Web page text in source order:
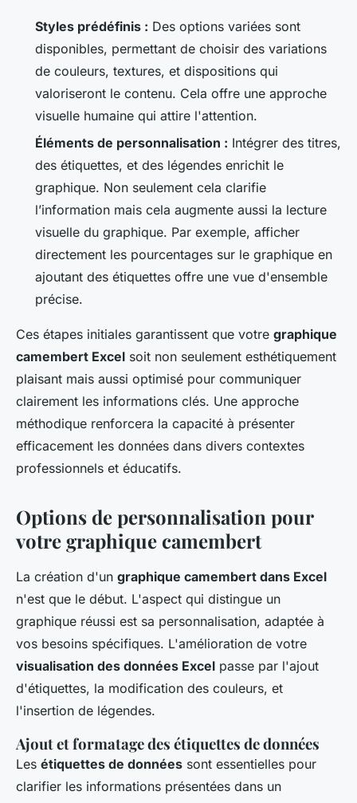
Styles prédéfinis : Des options variées sont
disponibles, permettant de choisir des variations
de couleurs, textures, et dispositions qui
valoriseront le contenu. Cela offre une approche
visuelle humaine qui attire l'attention.
Éléments de personnalisation : Intégrer des titres,
des étiquettes, et des légendes enrichit le
graphique. Non seulement cela clarifie
l’information mais cela augmente aussi la lecture
visuelle du graphique. Par exemple, afficher
directement les pourcentages sur le graphique en
ajoutant des étiquettes offre une vue d'ensemble
précise.
Ces étapes initiales garantissent que votre graphique
camembert Excel soit non seulement esthétiquement
plaisant mais aussi optimisé pour communiquer
clairement les informations clés. Une approche
méthodique renforcera la capacité à présenter
efficacement les données dans divers contextes
professionnels et éducatifs.
Options de personnalisation pour
votre graphique camembert
La création d'un graphique camembert dans Excel
n'est que le début. L'aspect qui distingue un
graphique réussi est sa personnalisation, adaptée à
vos besoins spécifiques. L'amélioration de votre
visualisation des données Excel passe par l'ajout
d'étiquettes, la modification des couleurs, et
l'insertion de légendes.
Ajout et formatage des étiquettes de données
Les étiquettes de données sont essentielles pour
clarifier les informations présentées dans un